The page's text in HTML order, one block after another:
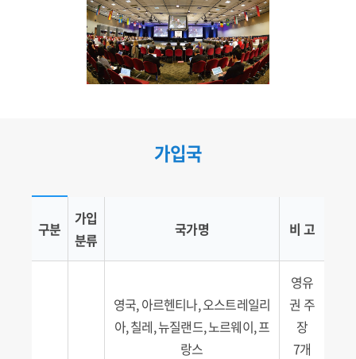
가입국
가입국 현황
구분
가입
분류
국가명 비 고
영국, 아르헨티나, 오스트레일리
아, 칠레, 뉴질랜드, 노르웨이, 프
랑스
영유
권 주
장
7개